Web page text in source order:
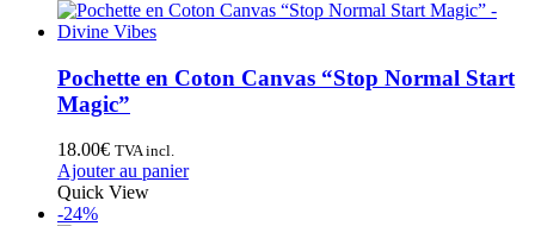
Pochette en Coton Canvas “Stop Normal Start
Magic”
18.00€ TVA incl.
Ajouter au panier
Quick View
-24%